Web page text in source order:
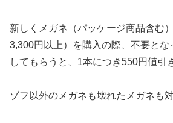
新しくメガネ（パッケージ商品含む
3,300円以上）を購入の際、不要とな
してもらうと、 1本につき550円値引
ゾフ以外のメガネも壊れたメガネも対